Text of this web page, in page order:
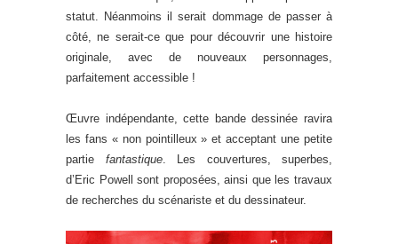
statut. Néanmoins il serait dommage de passer à
côté, ne serait-ce que pour découvrir une histoire
originale, avec de nouveaux personnages,
parfaitement accessible !
Œuvre indépendante, cette bande dessinée ravira
les fans « non pointilleux » et acceptant une petite
partie fantastique. Les couvertures, superbes,
d’Eric Powell sont proposées, ainsi que les travaux
de recherches du scénariste et du dessinateur.